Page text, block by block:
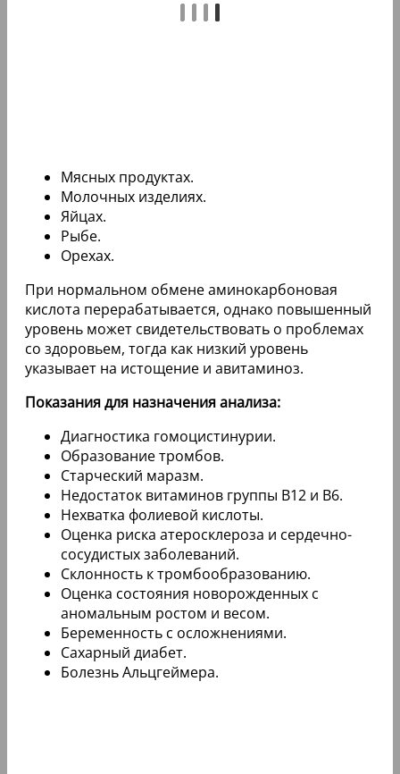
Мясных продуктах.
Молочных изделиях.
Яйцах.
Рыбе.
Орехах.
При нормальном обмене аминокарбоновая
кислота перерабатывается, однако повышенный
уровень может свидетельствовать о проблемах
со здоровьем, тогда как низкий уровень
указывает на истощение и авитаминоз.
Показания для назначения анализа:
Диагностика гомоцистинурии.
Образование тромбов.
Старческий маразм.
Недостаток витаминов группы В12 и В6.
Нехватка фолиевой кислоты.
Оценка риска атеросклероза и сердечно-
сосудистых заболеваний.
Склонность к тромбообразованию.
Оценка состояния новорожденных с
аномальным ростом и весом.
Беременность с осложнениями.
Сахарный диабет.
Болезнь Альцгеймера.